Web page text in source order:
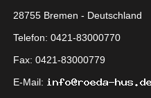
28755 Bremen - Deutschland
Telefon: 0421-83000770
Fax: 0421-83000779
E-Mail: